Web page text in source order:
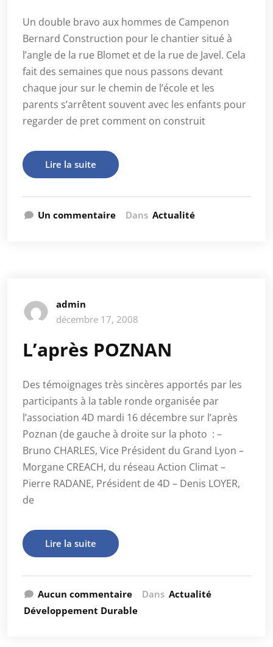
Un double bravo aux hommes de Campenon
Bernard Construction pour le chantier situé à
l’angle de la rue Blomet et de la rue de Javel. Cela
fait des semaines que nous passons devant
chaque jour sur le chemin de l’école et les
parents s’arrêtent souvent avec les enfants pour
regarder de pret comment on construit
Lire la suite
Un commentaire Dans Actualité
admin
décembre 17, 2008
L’après POZNAN
Des témoignages très sincères apportés par les
participants à la table ronde organisée par
l’association 4D mardi 16 décembre sur l’après
Poznan (de gauche à droite sur la photo : –
Bruno CHARLES, Vice Président du Grand Lyon –
Morgane CREACH, du réseau Action Climat –
Pierre RADANE, Président de 4D – Denis LOYER,
de
Lire la suite
Aucun commentaire Dans Actualité
Développement Durable